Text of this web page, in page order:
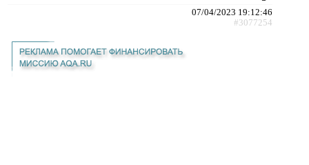
07/04/2023 19:12:46
#3077254